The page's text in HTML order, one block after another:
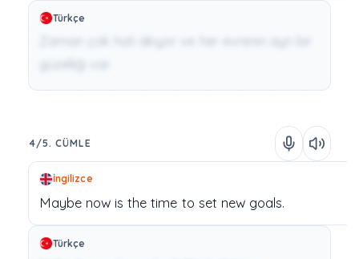
Türkçe
4/5. CÜMLE
İngilizce
Maybe now is the time to set new goals.
Türkçe